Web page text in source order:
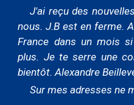
J'ai reçu des
nous. J.B est en ferme.
France dans un mois
plus. Je te serre une
bientôt. Alexandre
Sur mes adresses ne